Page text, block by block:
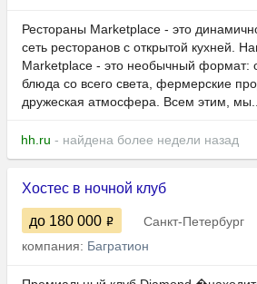
Рестораны Marketplace - это
сеть ресторанов с открытой кухней.
Marketplace - это необычный формат:
блюда со всего света, фермерские
дружеская атмосфера. Всем этим,
hh.ru - найдена более недели назад
Хостес в ночной клуб
до 180 000
Санкт-Петербург
компания: Багратион